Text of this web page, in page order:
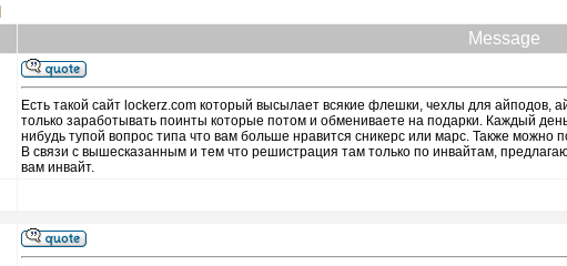
Message
Есть такой сайт lockerz.com который высылает всякие флешки, чехлы для айподов,
только заработывать поинты которые потом и обмениваете на подарки. Каждый
нибудь тупой вопрос типа что вам больше нравится сникерс или марс. Также можно
В связи с вышесказанным и тем что решистрация там только по инвайтам,
вам инвайт.